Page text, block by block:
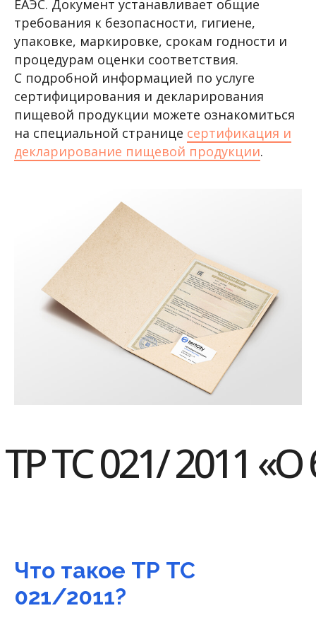
ЕАЭС. Документ устанавливает общие
требования к безопасности, гигиене,
упаковке, маркировке, срокам годности и
процедурам оценки соответствия.
С подробной информацией по услуге
сертифицирования и декларирования
пищевой продукции можете ознакомиться
на специальной странице сертификация и
декларирование пищевой продукции.
ТР ТС 021/ 2011
Что такое ТР ТС
021/2011?